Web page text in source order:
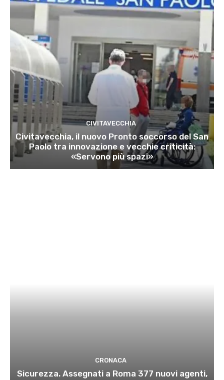
CIVITAVECCHIA
Civitavecchia, il nuovo Pronto soccorso del San
Paolo tra innovazione e vecchie criticità:
«Servono più spazi»
CRONACA
Sicurezza. Assegnati a Roma 377 nuovi agenti,